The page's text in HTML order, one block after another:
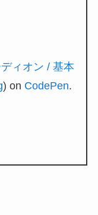
ディオン / 基本
) on CodePen.